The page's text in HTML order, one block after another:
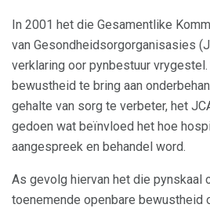
In 2001 het die Gesamentlike
van Gesondheidsorgorganisasies
verklaring oor pynbestuur
bewustheid te bring aan
gehalte van sorg te verbeter, het
gedoen wat beïnvloed het hoe
aangespreek en behandel word.
As gevolg hiervan het die pynskaal
toenemende openbare bewustheid